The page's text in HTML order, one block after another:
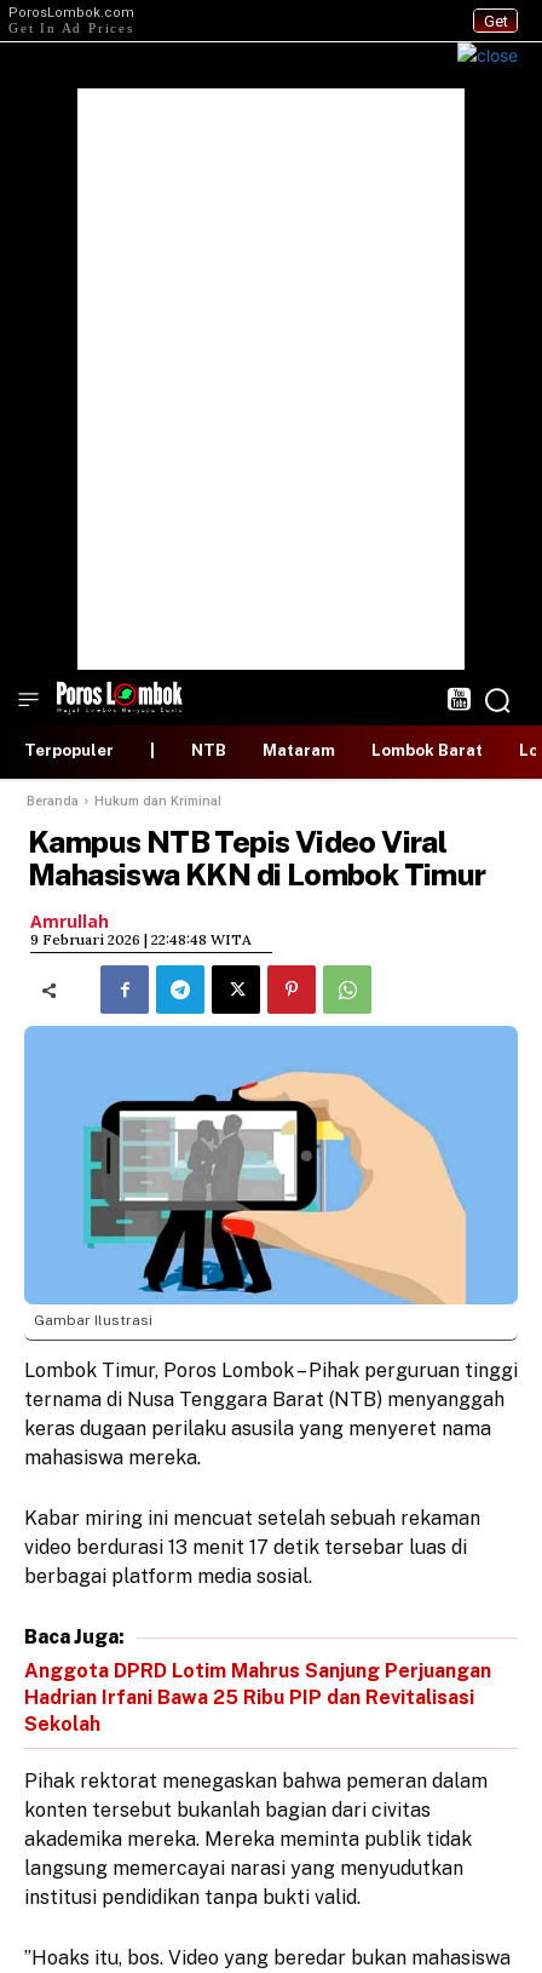
Get
PorosLombok.com
Get In Ad Prices
Terpopuler NTB Mataram Lombok Barat
Beranda Hukum dan Kriminal
Kampus NTB Tepis Video Viral
Mahasiswa KKN di Lombok Timur
Amrullah
​9 Februari 2026 | 22:48:48 WITA
Gambar Ilustrasi
Lombok Timur, Poros Lombok – Pihak perguruan tinggi
ternama di Nusa Tenggara Barat (NTB) menyanggah
keras dugaan perilaku asusila yang menyeret nama
mahasiswa mereka.
Kabar miring ini mencuat setelah sebuah rekaman
video berdurasi 13 menit 17 detik tersebar luas di
berbagai platform media sosial.
Baca Juga:
Anggota DPRD Lotim Mahrus Sanjung Perjuangan
Hadrian Irfani Bawa 25 Ribu PIP dan Revitalisasi
Sekolah
​Pihak rektorat menegaskan bahwa pemeran dalam
konten tersebut bukanlah bagian dari civitas
akademika mereka. Mereka meminta publik tidak
langsung memercayai narasi yang menyudutkan
institusi pendidikan tanpa bukti valid.
​”Hoaks itu, bos. Video yang beredar bukan mahasiswa